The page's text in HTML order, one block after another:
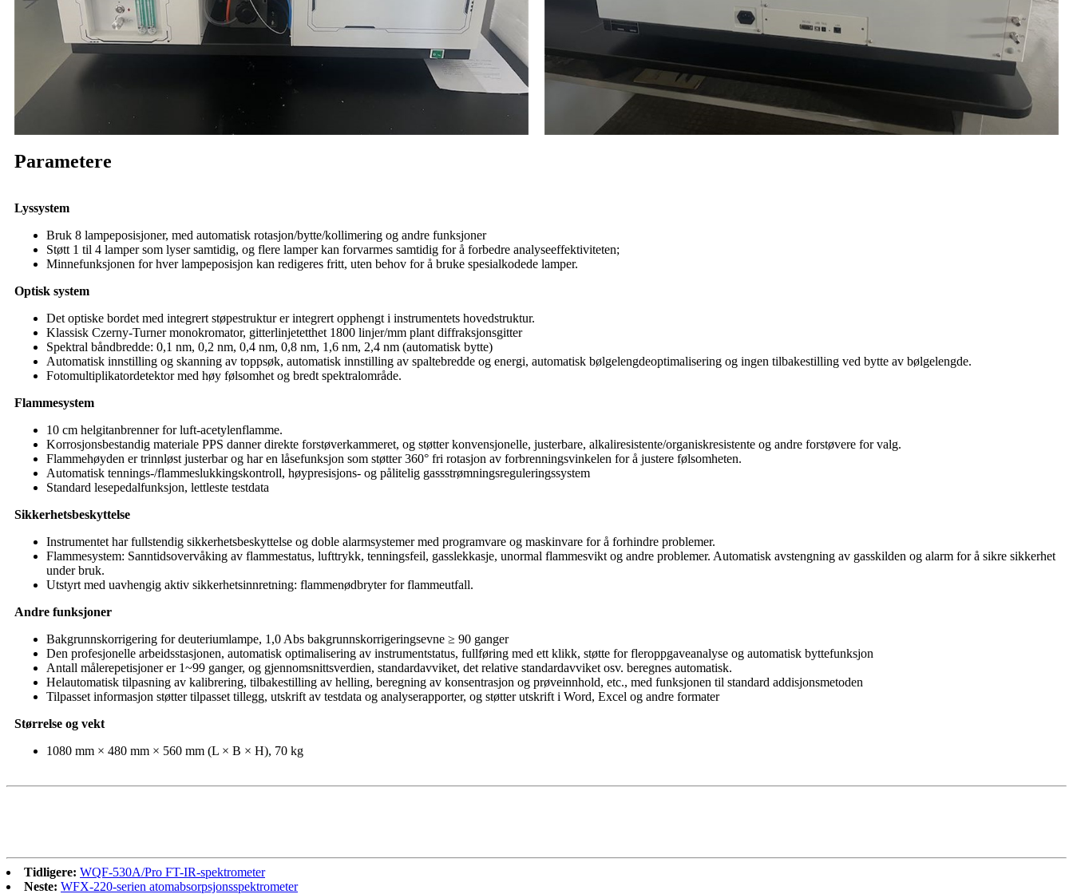
Parametere
Lyssystem
Bruk 8 lampeposisjoner, med automatisk rotasjon/bytte/kollimering og andre funksjoner
Støtt 1 til 4 lamper som lyser samtidig, og flere lamper kan forvarmes samtidig for å forbedre analyseeffektiviteten;
Minnefunksjonen for hver lampeposisjon kan redigeres fritt, uten behov for å bruke spesialkodede lamper.
Optisk system
Det optiske bordet med integrert støpestruktur er integrert opphengt i instrumentets hovedstruktur.
Klassisk Czerny-Turner monokromator, gitterlinjetetthet 1800 linjer/mm plant diffraksjonsgitter
Spektral båndbredde: 0,1 nm, 0,2 nm, 0,4 nm, 0,8 nm, 1,6 nm, 2,4 nm (automatisk bytte)
Automatisk innstilling og skanning av toppsøk, automatisk innstilling av spaltebredde og energi, automatisk bølgelengdeoptimalisering og ingen tilbakestilling ved bytte av bølgelengde.
Fotomultiplikatordetektor med høy følsomhet og bredt spektralområde.
Flammesystem
10 cm helgitanbrenner for luft-acetylenflamme.
Korrosjonsbestandig materiale PPS danner direkte forstøverkammeret, og støtter konvensjonelle, justerbare, alkaliresistente/organiskresistente og andre forstøvere for valg.
Flammehøyden er trinnløst justerbar og har en låsefunksjon som støtter 360° fri rotasjon av forbrenningsvinkelen for å justere følsomheten.
Automatisk tennings-/flammeslukkingskontroll, høypresisjons- og pålitelig gassstrømningsreguleringssystem
Standard lesepedalfunksjon, lettleste testdata
Sikkerhetsbeskyttelse
Instrumentet har fullstendig sikkerhetsbeskyttelse og doble alarmsystemer med programvare og maskinvare for å forhindre problemer.
Flammesystem: Sanntidsovervåking av flammestatus, lufttrykk, tenningsfeil, gasslekkasje, unormal flammesvikt og andre problemer. Automatisk avstengning av gasskilden og alarm for å sikre sikkerhet
under bruk.
Utstyrt med uavhengig aktiv sikkerhetsinnretning: flammenødbryter for flammeutfall.
Andre funksjoner
Bakgrunnskorrigering for deuteriumlampe, 1,0 Abs bakgrunnskorrigeringsevne ≥ 90 ganger
Den profesjonelle arbeidsstasjonen, automatisk optimalisering av instrumentstatus, fullføring med ett klikk, støtte for fleroppgaveanalyse og automatisk byttefunksjon
Antall målerepetisjoner er 1~99 ganger, og gjennomsnittsverdien, standardavviket, det relative standardavviket osv. beregnes automatisk.
Helautomatisk tilpasning av kalibrering, tilbakestilling av helling, beregning av konsentrasjon og prøveinnhold, etc., med funksjonen til standard addisjonsmetoden
Tilpasset informasjon støtter tilpasset tillegg, utskrift av testdata og analyserapporter, og støtter utskrift i Word, Excel og andre formater
Størrelse og vekt
1080 mm × 480 mm × 560 mm (L × B × H), 70 kg
Tidligere: WQF-530A/Pro FT-IR-spektrometer
Neste: WFX-220-serien atomabsorpsjonsspektrometer